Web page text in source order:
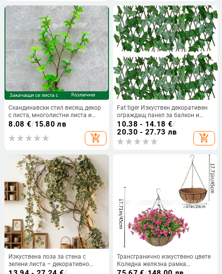
Скандинавски стил висящ декор
с листа, многолистни листа и
пластмасово цвете
8.08 €/15.80 лв
add_shopping_cart
Fat tiger Изкуствен декоративен
ограждащ панел за балкон и
двор с листа pothos – материал
Pan zhibu, изработка Other, вид
8076053, предназначение:
сватби, открити пространства,
10.38 - 14.18 €/
20.30 - 27.73 лв
add_shopping_cart
Изкуствена лоза за стена с
зелени листа – декоративно
вътрешно растение
Трансгранично изкуствено цвете
Коледна желязна рамка
кокосова палма висяща кошница